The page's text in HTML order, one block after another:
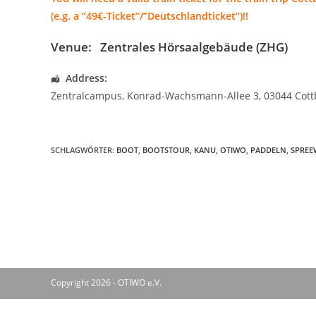
(e.g. a “49€-Ticket”/”Deutschlandticket”)!!
Venue: Zentrales Hörsaalgebäude (ZHG)
Address:
Zentralcampus, Konrad-Wachsmann-Allee 3, 03044
SCHLAGWÖRTER: BOOT, BOOTSTOUR, KANU, OTIWO, PADDELN,
Copyright 2026 - OTIWO e.V.